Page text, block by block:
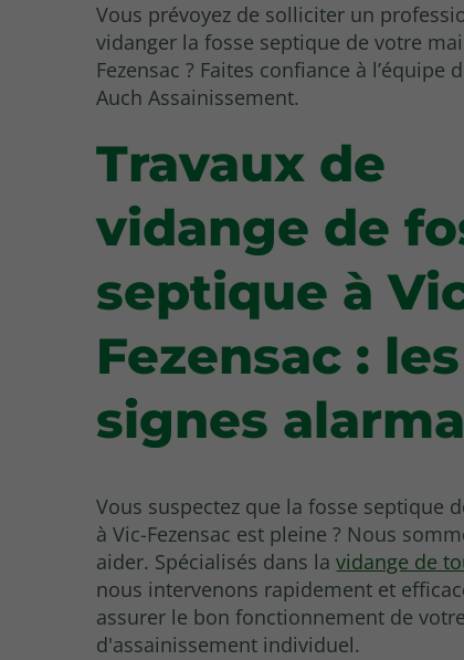
Vous prévoyez de solliciter un
vidanger la fosse septique de votre
Fezensac ? Faites confiance à l’équipe
Auch Assainissement.
Travaux de
vidange de
septique à
Fezensac : les
signes
Vous suspectez que la fosse septique
à Vic-Fezensac est pleine ? Nous
aider. Spécialisés dans lavidange de
nous intervenons rapidement et
assurer le bon fonctionnement de
d'assainissement individuel.